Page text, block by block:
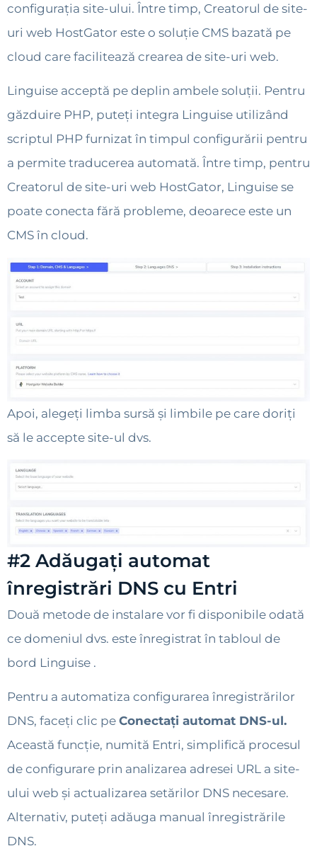
configurația site-ului. Între timp, Creatorul de site-
uri web HostGator este o soluție CMS bazată pe
cloud care facilitează crearea de site-uri web.
Linguise acceptă pe deplin ambele soluții. Pentru
găzduire PHP, puteți integra Linguise utilizând
scriptul PHP furnizat în timpul configurării pentru
a permite traducerea automată. Între timp, pentru
Creatorul de site-uri web HostGator, Linguise se
poate conecta fără probleme, deoarece este un
CMS în cloud.
Apoi, alegeți limba sursă și limbile pe care doriți
să le accepte site-ul dvs.
#2 Adăugați automat
înregistrări DNS cu Entri
Două metode de instalare vor fi disponibile odată
ce domeniul dvs. este înregistrat în tabloul de
bord Linguise .
Pentru a automatiza configurarea înregistrărilor
DNS, faceți clic pe Conectați automat DNS-ul.
Această funcție, numită Entri, simplifică procesul
de configurare prin analizarea adresei URL a site-
ului web și actualizarea setărilor DNS necesare.
Alternativ, puteți adăuga manual înregistrările
DNS.